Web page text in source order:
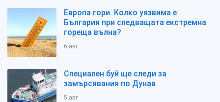
Европа гори. Колко уязвима е
България при следващата екстремна
гореща вълна?
6 авг
Специален буй ще следи за
замърсявания по Дунав
5 авг